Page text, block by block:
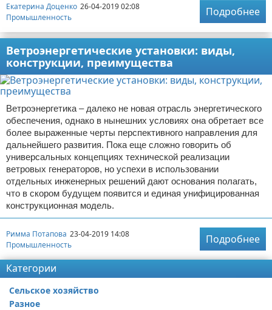
Екатерина Доценко 26-04-2019 02:08
Промышленность
Подробнее
Ветроэнергетические установки: виды,
конструкции, преимущества
Ветроэнергетика – далеко не новая отрасль энергетического
обеспечения, однако в нынешних условиях она обретает все
более выраженные черты перспективного направления для
дальнейшего развития. Пока еще сложно говорить об
универсальных концепциях технической реализации
ветровых генераторов, но успехи в использовании
отдельных инженерных решений дают основания полагать,
что в скором будущем появится и единая унифицированная
конструкционная модель.
Римма Потапова 23-04-2019 14:08
Промышленность
Подробнее
Категории
Сельское хозяйство
Разное